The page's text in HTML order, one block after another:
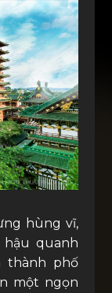
hùng vĩ,
quanh
thành phố
một ngọn